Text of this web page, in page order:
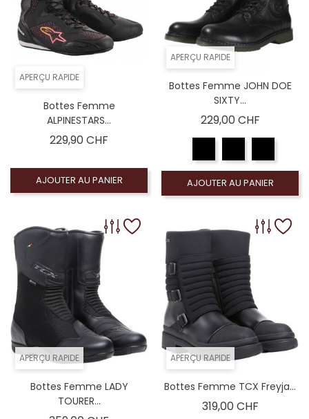
APERÇU RAPIDE
Bottes Femme
ALPINESTARS...
229,90 CHF
AJOUTER AU PANIER
APERÇU RAPIDE
Bottes Femme JOHN DOE
SIXTY...
229,00 CHFPrix
AJOUTER AU PANIER
APERÇU RAPIDE
Bottes Femme LADY
TOURER...
APERÇU RAPIDE
Bottes Femme TCX Freyja...
319,00 CHFPrix